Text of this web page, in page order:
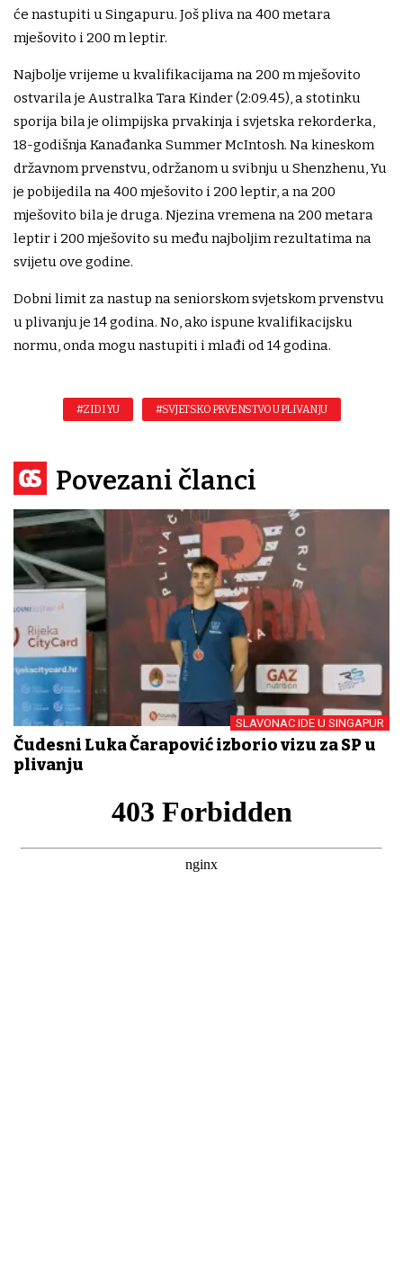
će nastupiti u Singapuru. Još pliva na 400 metara
mješovito i 200 m leptir.
Najbolje vrijeme u kvalifikacijama na 200 m mješovito
ostvarila je Australka Tara Kinder (2:09.45), a stotinku
sporija bila je olimpijska prvakinja i svjetska rekorderka,
18-godišnja Kanađanka Summer McIntosh. Na kineskom
državnom prvenstvu, održanom u svibnju u Shenzhenu, Yu
je pobijedila na 400 mješovito i 200 leptir, a na 200
mješovito bila je druga. Njezina vremena na 200 metara
leptir i 200 mješovito su među najboljim rezultatima na
svijetu ove godine.
Dobni limit za nastup na seniorskom svjetskom prvenstvu
u plivanju je 14 godina. No, ako ispune kvalifikacijsku
normu, onda mogu nastupiti i mlađi od 14 godina.
#ZIDI YU #SVJETSKO PRVENSTVO U PLIVANJU
Povezani članci
SLAVONAC IDE U SINGAPUR
Čudesni Luka Čarapović izborio vizu za SP u
plivanju